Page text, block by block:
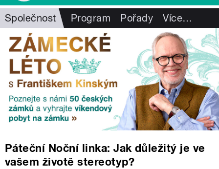
Společnost Program Pořady Více…
Páteční Noční linka: Jak důležitý je ve
vašem životě stereotyp?